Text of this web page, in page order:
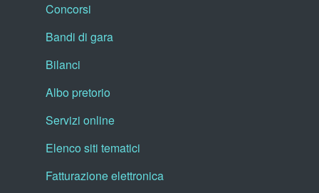
Concorsi
Bandi di gara
Bilanci
Albo pretorio
Servizi online
Elenco siti tematici
Fatturazione elettronica